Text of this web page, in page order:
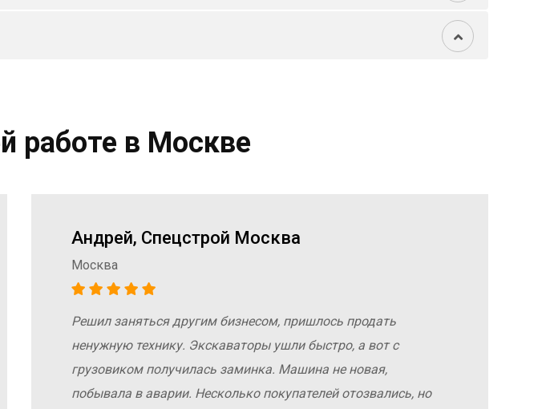
работе в Москве
Андрей, Спецстрой Москва
Москва
Решил заняться другим бизнесом, пришлось продать
ненужную технику. Экскаваторы ушли быстро, а вот с
грузовиком получилась заминка. Машина не новая,
побывала в аварии. Несколько покупателей отозвались, но